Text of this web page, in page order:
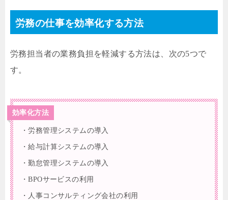
労務の仕事を効率化する方法
労務担当者の業務負担を軽減する方法は、次の5つで
す。
効率化方法
・労務管理システムの導入
・給与計算システムの導入
・勤怠管理システムの導入
・BPOサービスの利用
・人事コンサルティング会社の利用